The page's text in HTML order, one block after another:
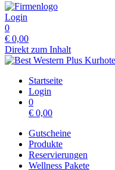
Login
0
€ 0,00
Direkt zum Inhalt
Startseite
Login
0
€ 0,00
Gutscheine
Produkte
Reservierungen
Wellness Pakete